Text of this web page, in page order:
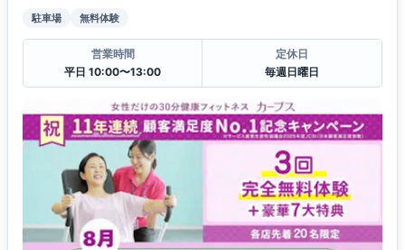
駐車場 無料体験
営業時間
平日 10:00〜13:00
定休日
毎週日曜日